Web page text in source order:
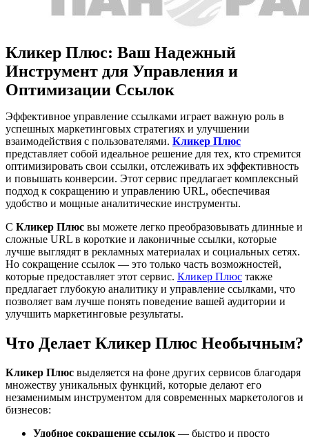
Кликер Плюс: Ваш Надежный
Инструмент для Управления и
Оптимизации Ссылок
Эффективное управление ссылками играет важную роль в
успешных маркетинговых стратегиях и улучшении
взаимодействия с пользователями. Кликер Плюс
представляет собой идеальное решение для тех, кто стремится
оптимизировать свои ссылки, отслеживать их эффективность
и повышать конверсии. Этот сервис предлагает комплексный
подход к сокращению и управлению URL, обеспечивая
удобство и мощные аналитические инструменты.
С Кликер Плюс вы можете легко преобразовывать длинные и
сложные URL в короткие и лаконичные ссылки, которые
лучше выглядят в рекламных материалах и социальных сетях.
Но сокращение ссылок — это только часть возможностей,
которые предоставляет этот сервис. Кликер Плюс также
предлагает глубокую аналитику и управление ссылками, что
позволяет вам лучше понять поведение вашей аудитории и
улучшить маркетинговые результаты.
Что Делает Кликер Плюс Необычным?
Кликер Плюс выделяется на фоне других сервисов благодаря
множеству уникальных функций, которые делают его
незаменимым инструментом для современных маркетологов и
бизнесов:
Удобное сокращение ссылок — быстро и просто